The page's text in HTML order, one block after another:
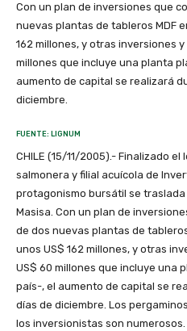
Con un plan de inversiones que
nuevas plantas de tableros MDF
162 millones, y otras inversiones
millones que incluye una planta
aumento de capital se realizará
diciembre.
FUENTE: LIGNUM
CHILE (15/11/2005).- Finalizado
salmonera y filial acuícola de
protagonismo bursátil se
Masisa. Con un plan de
de dos nuevas plantas de
unos US$ 162 millones, y otras
US$ 60 millones que incluye una
país-, el aumento de capital se
días de diciembre. Los
los inversionistas son